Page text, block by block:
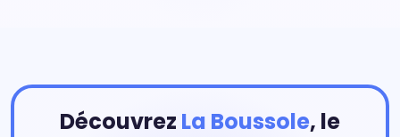
Découvrez La Boussole, le